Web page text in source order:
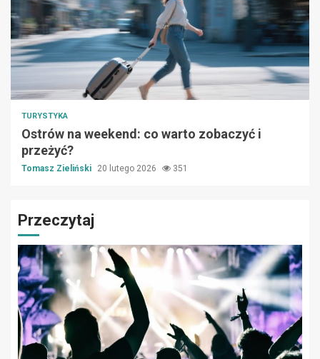
TURYSTYKA
Ostrów na weekend: co warto zobaczyć i
przeżyć?
Tomasz Zieliński 20 lutego 2026 351
Przeczytaj